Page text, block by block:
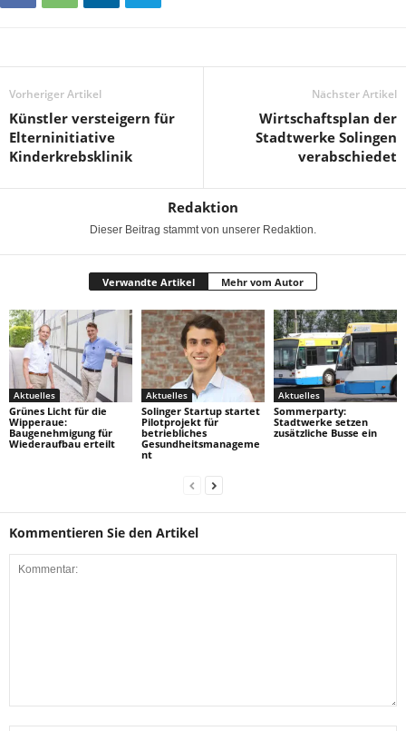
Vorheriger Artikel
Künstler versteigern für
Elterninitiative
Kinderkrebsklinik
Nächster Artikel
Wirtschaftsplan der
Stadtwerke Solingen
verabschiedet
Redaktion
Dieser Beitrag stammt von unserer Redaktion.
Verwandte Artikel Mehr vom Autor
Aktuelles
Grünes Licht für die
Wipperaue:
Baugenehmigung für
Wiederaufbau erteilt
Aktuelles
Solinger Startup startet
Pilotprojekt für
betriebliches
Gesundheitsmanageme
nt
Aktuelles
Sommerparty:
Stadtwerke setzen
zusätzliche Busse ein
Kommentieren Sie den Artikel